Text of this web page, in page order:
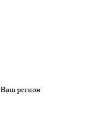
Ваш регион: